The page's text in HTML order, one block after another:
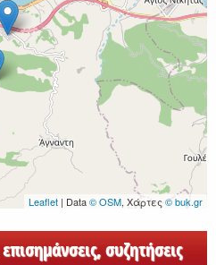
Leaflet | Data© OSM, Χάρτες © buk.gr
συζητήσεις